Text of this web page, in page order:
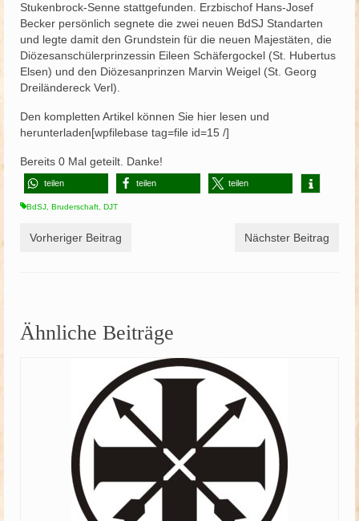
Stukenbrock-Senne stattgefunden. Erzbischof Hans-Josef
Becker persönlich segnete die zwei neuen BdSJ Standarten
und legte damit den Grundstein für die neuen Majestäten, die
Diözesanschülerprinzessin Eileen Schäfergockel (St. Hubertus
Elsen) und den Diözesanprinzen Marvin Weigel (St. Georg
Dreiländereck Verl).
Den kompletten Artikel können Sie hier lesen und
herunterladen[wpfilebase tag=file id=15 /]
Bereits 0 Mal geteilt. Danke!
teilen teilen teilen
BdSJ Bruderschaft DJT
Vorheriger Beitrag Nächster Beitrag
Ähnliche Beiträge